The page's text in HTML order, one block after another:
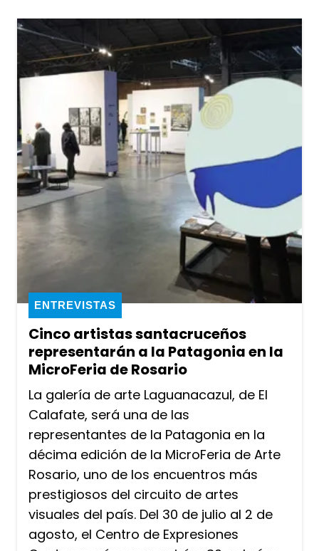
Cinco artistas santacruceños
representarán a la Patagonia en la
MicroFeria de Rosario
ENTREVISTAS
La galería de arte Laguanacazul, de El
Calafate, será una de las
representantes de la Patagonia en la
décima edición de la MicroFeria de Arte
Rosario, uno de los encuentros más
prestigiosos del circuito de artes
visuales del país. Del 30 de julio al 2 de
agosto, el Centro de Expresiones